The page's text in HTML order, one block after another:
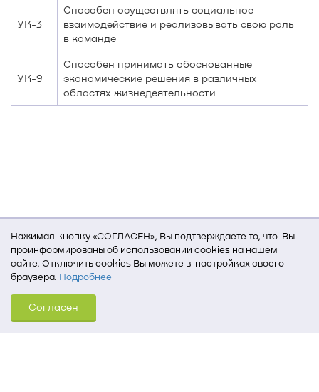
Нажимая кнопку «СОГЛАСЕН», Вы подтверждаете то, что Вы
проинформированы об использовании cookies на нашем
сайте. Отключить cookies Вы можете в настройках своего
браузера. Подробнее
Для того, чтобы мы могли качественно предоставить Вам
услуги, мы используем cookies, которые сохраняются
на Вашем компьютере (Сведения о местоположении; ip-адрес;
Согласен
УК-3
Способен осуществлять социальное
взаимодействие и реализовывать свою роль
в команде
УК-9
Способен принимать обоснованные
экономические решения в различных
областях жизнедеятельности